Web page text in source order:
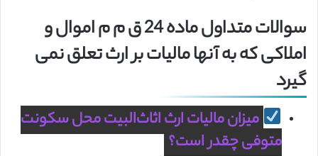
سوالات متداول ماده 24 ق م م اموال و
املاکی که به آنها مالیات بر ارث تعلق نمی
گیرد
میزان مالیات ارث اثاث‌البیت محل سکونت
متوفی چقدر است؟